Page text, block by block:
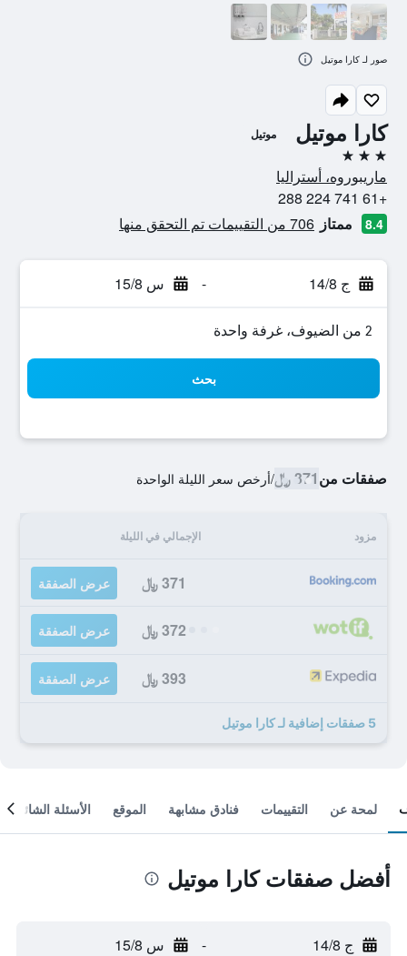
كارا موتيل موتيل
3 نجوم
ماريبوروه، أستراليا
+61 741 224 288
8.4 ممتاز 706 من التقييمات تم التحقق منها
ج 14/8 - س 15/8
2 من الضيوف، غرفة واحدة
بحث
صفقات من371 ﷼ /أرخص سعر الليلة الواحدة
مزود الإجمالي في الليلة
371 ﷼ عرض الصفقة
372 ﷼ عرض الصفقة
393 ﷼ عرض الصفقة
5 صفقات إضافية لـ كارا موتيل
صور لـ كارا موتيل
لمحة عن التقييمات فنادق مشابهة الموقع الأسئلة الشائعة
أفضل صفقات كارا موتيل
ج 14/8 - س 15/8